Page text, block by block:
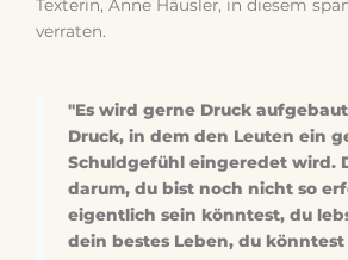
Texterin, Anne Häusler, in diesem
verraten.
"Es wird gerne Druck
Druck, in dem den Leuten ein
Schuldgefühl eingeredet wird.
darum, du bist noch nicht so
eigentlich sein könntest, du
dein bestes Leben, du